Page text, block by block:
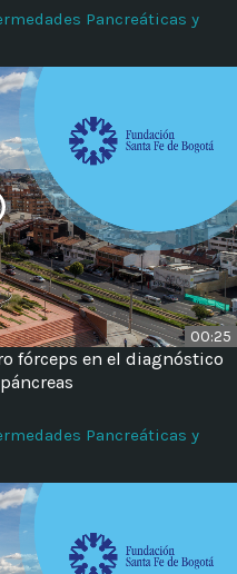
Pancreáticas y
00:25
fórceps en el diagnóstico
Pancreáticas y